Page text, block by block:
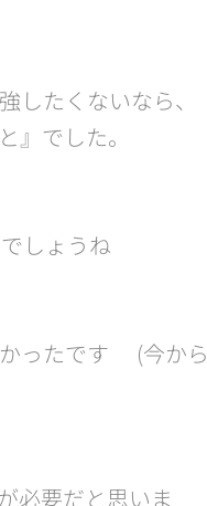
たくないなら、
』でした。
しょうね😅
ったです😁(今から
必要だと思いま